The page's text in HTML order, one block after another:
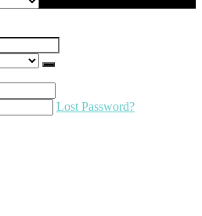
Lost Password?